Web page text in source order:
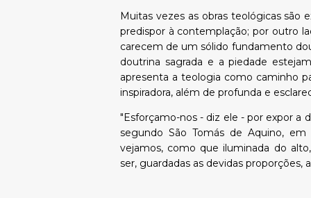
Muitas vezes as obras teológicas são
predispor à contemplação; por outro
carecem de um sólido fundamento
doutrina sagrada e a piedade
apresenta a teologia como caminho
inspiradora, além de profunda e
"Esforçamo-nos - diz ele - por expor a
segundo São Tomás de Aquino,
vejamos, como que iluminada do
ser, guardadas as devidas proporções,